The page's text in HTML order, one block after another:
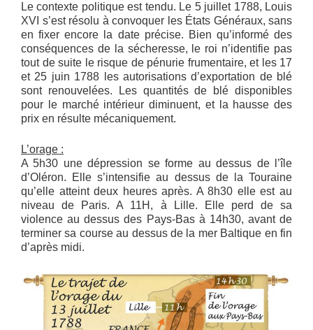
Le contexte politique est tendu. Le 5 juillet 1788, Louis
XVI s’est résolu à convoquer les États Généraux, sans
en fixer encore la date précise. Bien qu’informé des
conséquences de la sécheresse, le roi n’identifie pas
tout de suite le risque de pénurie frumentaire, et les 17
et 25 juin 1788 les autorisations d’exportation de blé
sont renouvelées. Les quantités de blé disponibles
pour le marché intérieur diminuent, et la hausse des
prix en résulte mécaniquement.
L’orage :
A 5h30 une dépression se forme au dessus de l’île
d’Oléron. Elle s’intensifie au dessus de la Touraine
qu’elle atteint deux heures après. A 8h30 elle est au
niveau de Paris. A 11H, à Lille. Elle perd de sa
violence au dessus des Pays-Bas à 14h30, avant de
terminer sa course au dessus de la mer Baltique en fin
d’après midi.